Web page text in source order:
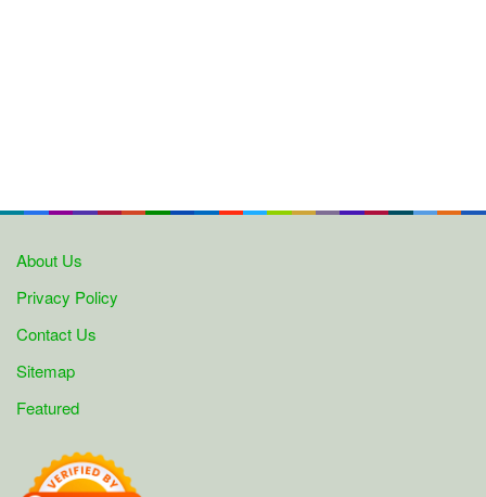
About Us
Privacy Policy
Contact Us
Sitemap
Featured